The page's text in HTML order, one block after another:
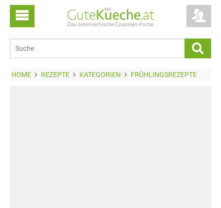
HOME REZEPTE KATEGORIEN FRÜHLINGSREZEPTE